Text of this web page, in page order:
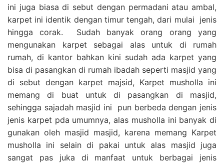
ini juga biasa di sebut dengan permadani atau ambal,
karpet ini identik dengan timur tengah, dari mulai jenis
hingga corak. Sudah banyak orang orang yang
mengunakan karpet sebagai alas untuk di rumah
rumah, di kantor bahkan kini sudah ada karpet yang
bisa di pasangkan di rumah ibadah seperti masjid yang
di sebut dengan karpet majsid, Karpet musholla ini
memang di buat untuk di pasangkan di masjid,
sehingga sajadah masjid ini pun berbeda dengan jenis
jenis karpet pda umumnya, alas musholla ini banyak di
gunakan oleh masjid masjid, karena memang Karpet
musholla ini selain di pakai untuk alas masjid juga
sangat pas juka di manfaat untuk berbagai jenis